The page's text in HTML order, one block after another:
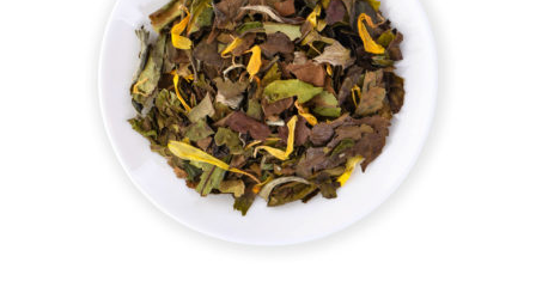
produit